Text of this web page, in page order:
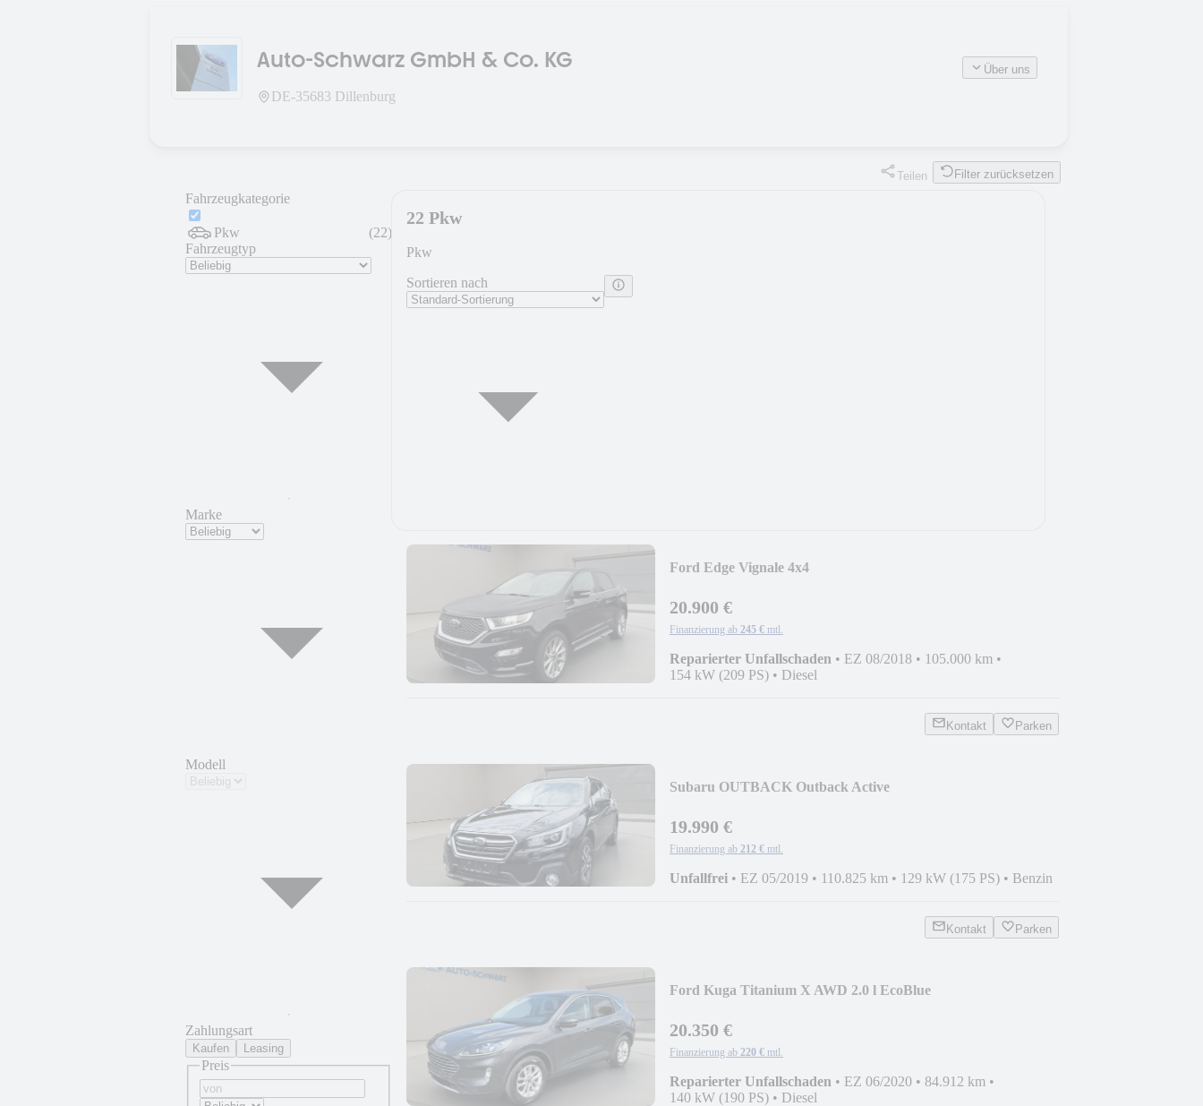
Auto-Schwarz GmbH & Co. KG
DE-35683 Dillenburg
Über uns
Teilen Filter zurücksetzen
Fahrzeugkategorie
Pkw (22)
Fahrzeugtyp
Marke
Modell
Zahlungsart
Kaufen Leasing
Preis
22 Pkw
Pkw
Sortieren nach
Ford Edge Vignale 4x4
20.900 €
Finanzierung ab 245 € mtl.
Reparierter Unfallschaden • EZ 08/2018 • 105.000 km •
154 kW (209 PS) • Diesel
Kontakt Parken
Subaru OUTBACK Outback Active
19.990 €
Finanzierung ab 212 € mtl.
Unfallfrei • EZ 05/2019 • 110.825 km • 129 kW (175 PS) • Benzin
Kontakt Parken
Ford Kuga Titanium X AWD 2.0 l EcoBlue
20.350 €
Finanzierung ab 220 € mtl.
Reparierter Unfallschaden • EZ 06/2020 • 84.912 km •
140 kW (190 PS) • Diesel